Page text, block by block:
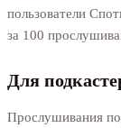
пользователи
за 100
Для
Прослушивания